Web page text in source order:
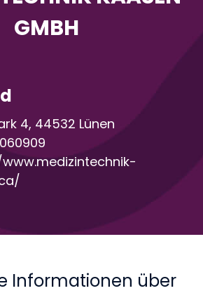
GMBH
4, 44532 Lünen
Informationen über